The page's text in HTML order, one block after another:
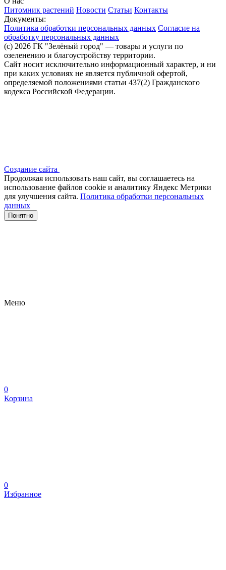
Питомник растений Новости Статьи Контакты
Документы:
Политика обработки персональных данных Согласие на
обработку персональных данных
(c) 2026 ГК "Зелёный город" — товары и услуги по
озеленению и благоустройству территории.
Сайт носит исключительно информационный характер, и ни
при каких условиях не является публичной офертой,
определяемой положениями статьи 437(2) Гражданского
кодекса Российской Федерации.
Создание сайта
Продолжая использовать наш сайт, вы соглашаетесь на
использование файлов сооkіе и аналитику Яндекс Метрики
для улучшения сайта. Политика обработки персональных
данных
Понятно
Меню
0
Корзина
0
Избранное